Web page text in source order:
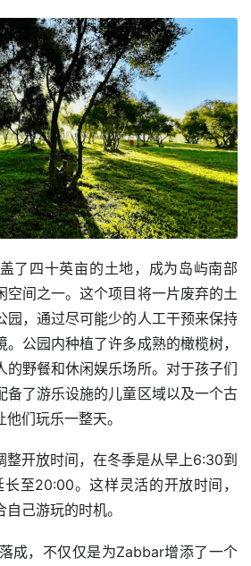
了四十英亩的土地，成为岛屿南部
空间之一。这个项目将一片废弃的土
园，通过尽可能少的人工干预来保持
公园内种植了许多成熟的橄榄树，
的野餐和休闲娱乐场所。对于孩子们
备了游乐设施的儿童区域以及一个古
们玩乐一整天。
整开放时间，在冬季是从早上6:30到
至20:00。这样灵活的开放时间，
己游玩的时机。
成，不仅仅是为Zabbar增添了一个